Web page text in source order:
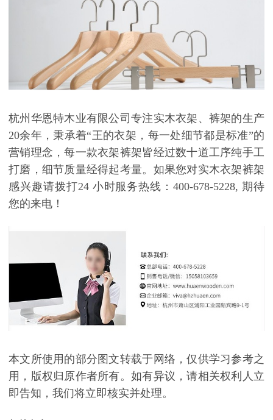
杭州华恩特木业有限公司 专注实木衣架、裤架的生产
20余年 ，秉承着“王的衣架，每一处细节都是标准”的
营销理念 ，每一款衣架裤架皆经过数十道工序纯手工
打磨，细节质量经得起考量。如果您对实木衣架裤架
感兴趣请拨打24 小时服务热线：400-678-5228, 期待
您的来电！
本文所使用的部分图文转载于网络，仅供学习参考之
用，版权归原作者所有。如有异议，请相关权利人立
即告知，我们将立即核实并处理。